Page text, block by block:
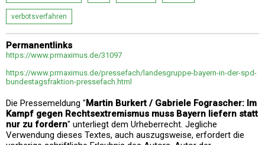
verbotsverfahren
Permanentlinks
https://www.prmaximus.de/31097
https://www.prmaximus.de/pressefach/landesgruppe-bayern-in-der-spd-
bundestagsfraktion-pressefach.html
Die Pressemeldung "Martin Burkert / Gabriele Fograscher: Im
Kampf gegen Rechtsextremismus muss Bayern liefern statt
nur zu fordern" unterliegt dem Urheberrecht. Jegliche
Verwendung dieses Textes, auch auszugsweise, erfordert die